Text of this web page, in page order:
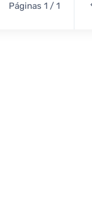
Páginas 1 / 1